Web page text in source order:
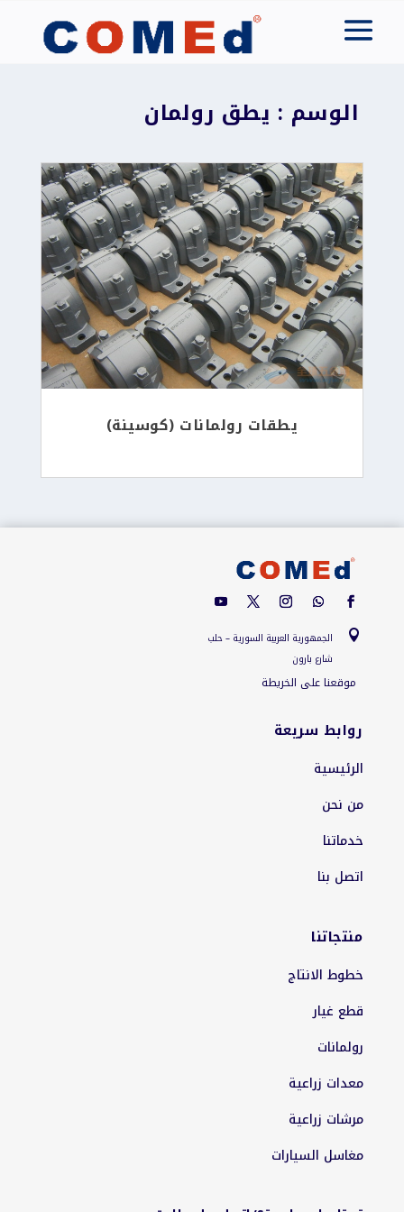
الوسم : يطق رولمان
يطقات رولمانات (كوسينة)

الجمهورية العربية السورية – حلب
شارع بارون
موقعنا على الخريطة
روابط سريعة
الرئيسية
من نحن
خدماتنا
اتصل بنا
منتجاتنا
خطوط الانتاج
قطع غيار
رولمانات
معدات زراعية
مرشات زراعية
مغاسل السيارات